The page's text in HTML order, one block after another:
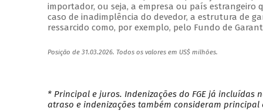
importador, ou seja, a empresa ou país estrangeiro
caso de inadimplência do devedor, a estrutura de
ressarcido como, por exemplo, pelo Fundo de
Posição de 31.03.2026. Todos os valores em US$ milhões.
* Principal e juros. Indenizações do FGE já incluídas
atraso e indenizações também consideram principal